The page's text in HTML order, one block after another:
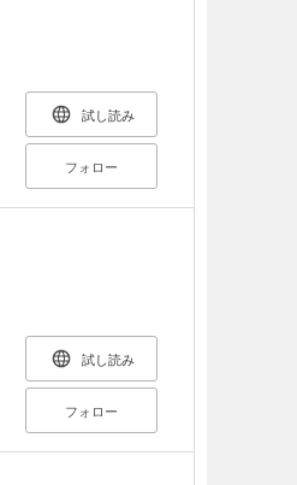
試し読み
フォロー
試し読み
フォロー